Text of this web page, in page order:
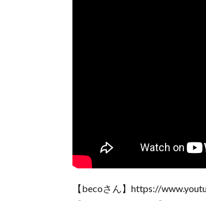
【becoさん】https://